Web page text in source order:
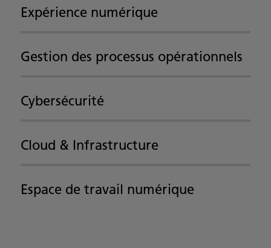
Expérience numérique
Gestion des processus opérationnels
Cybersécurité
Cloud & Infrastructure
Espace de travail numérique